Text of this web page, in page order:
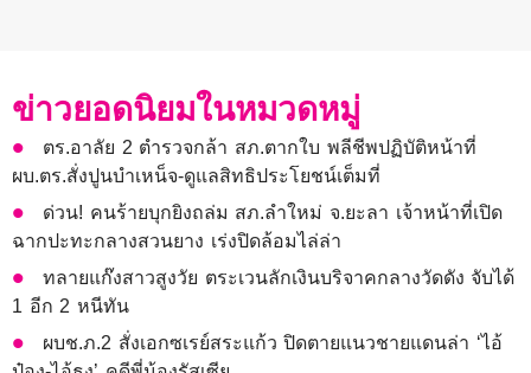
ข่าวยอดนิยมในหมวดหมู่
ตร.อาลัย 2 ตำรวจกล้า สภ.ตากใบ พลีชีพปฏิบัติหน้าที่
ผบ.ตร.สั่งปูนบำเหน็จ-ดูแลสิทธิประโยชน์เต็มที่
ด่วน! คนร้ายบุกยิงถล่ม สภ.ลำใหม่ จ.ยะลา เจ้าหน้าที่เปิด
ฉากปะทะกลางสวนยาง เร่งปิดล้อมไล่ล่า
ทลายแก๊งสาวสูงวัย ตระเวนลักเงินบริจาคกลางวัดดัง จับได้
1 อีก 2 หนีทัน
ผบช.ภ.2 สั่งเอกซเรย์สระแก้ว ปิดตายแนวชายแดนล่า ‘ไอ้